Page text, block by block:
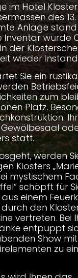
im Hotel
des
Anlage
wurde
der
wieder
Sie ein
zum
Platz.
statt.
werden
Klosters
mystischem
schöpft für
einem
den
vertreten. Bei
entpuppt
Show mit
zu